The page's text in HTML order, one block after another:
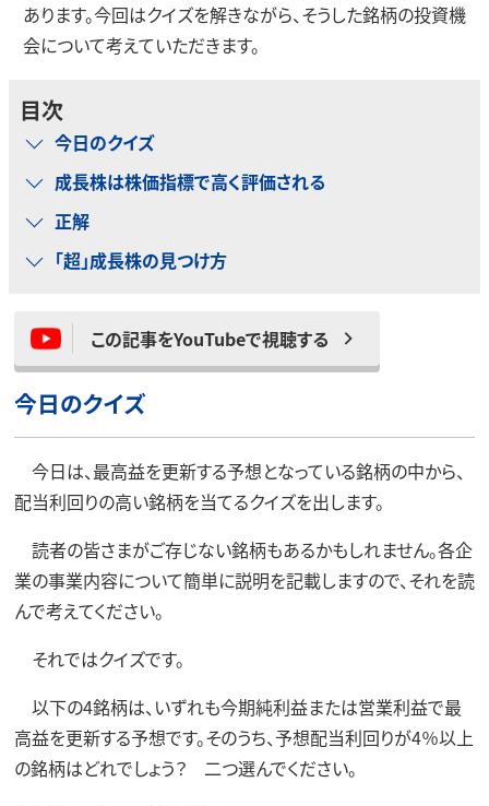
あります。今回はクイズを解きながら、そうした銘柄の投資機
会について考えていただきます。
目次
今日のクイズ
成長株は株価指標で高く評価される
正解
「超」成長株の見つけ方
この記事をYouTubeで視聴する
今日のクイズ
今日は、最高益を更新する予想となっている銘柄の中から、
配当利回りの高い銘柄を当てるクイズを出します。
読者の皆さまがご存じない銘柄もあるかもしれません。各企
業の事業内容について簡単に説明を記載しますので、それを読
んで考えてください。
それではクイズです。
以下の4銘柄は、いずれも今期純利益または営業利益で最
高益を更新する予想です。そのうち、予想配当利回りが4％以上
の銘柄はどれでしょう？ 二つ選んでください。